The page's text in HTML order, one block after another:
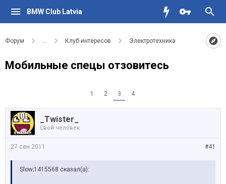
BMW Club Latvia
Форум ... Клуб интересов Электротехника
Мобильные спецы отзовитесь
1 2 3 4
_Twister_
Свой человек
#41
27 сен 2011
Slow;1415568 сказал(а):